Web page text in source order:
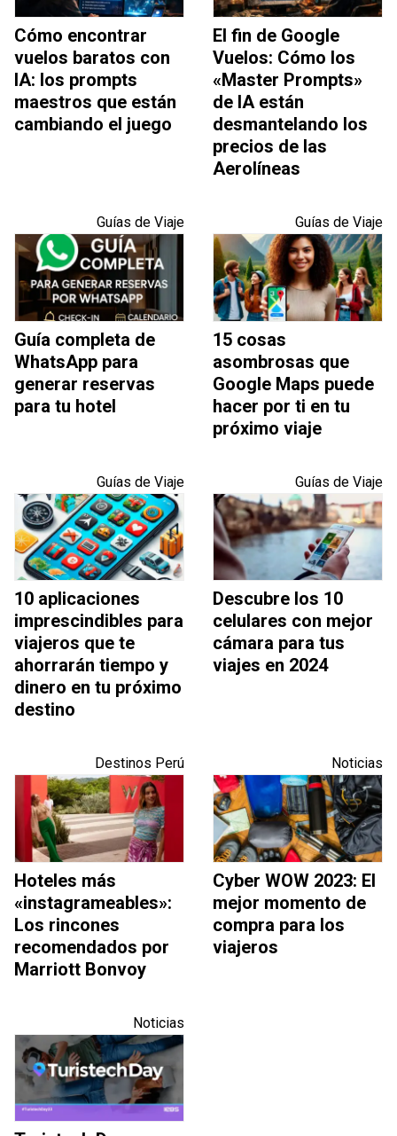
Cómo encontrar
vuelos baratos con
IA: los prompts
maestros que están
cambiando el juego
El fin de Google
Vuelos: Cómo los
«Master Prompts»
de IA están
desmantelando los
precios de las
Aerolíneas
Guías de Viaje
Guía completa de
WhatsApp para
generar reservas
para tu hotel
Guías de Viaje
15 cosas
asombrosas que
Google Maps puede
hacer por ti en tu
próximo viaje
Guías de Viaje
10 aplicaciones
imprescindibles para
viajeros que te
ahorrarán tiempo y
dinero en tu próximo
destino
Guías de Viaje
Descubre los 10
celulares con mejor
cámara para tus
viajes en 2024
Destinos Perú
Hoteles más
«instagrameables»:
Los rincones
recomendados por
Marriott Bonvoy
Noticias
Cyber WOW 2023: El
mejor momento de
compra para los
viajeros
Noticias